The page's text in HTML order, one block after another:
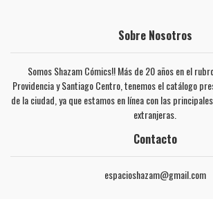
Sobre Nosotros
Somos Shazam Cómics!! Más de 20 años en el
Providencia y Santiago Centro, tenemos el catálogo
de la ciudad, ya que estamos en línea con las
extranjeras.
Contacto
espacioshazam@gmail.com